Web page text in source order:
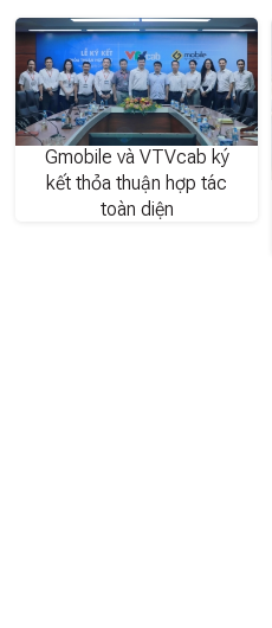
Gmobile và VTVcab ký
kết thỏa thuận hợp tác
toàn diện